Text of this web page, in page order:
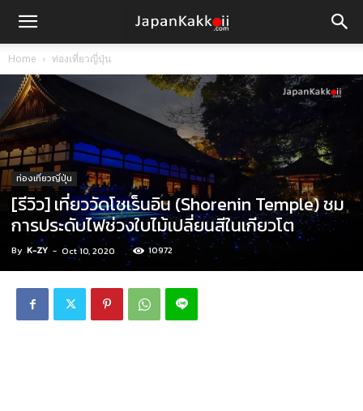
Home ท่องเที่ยวญี่ปุ่น
ท่องเที่ยวญี่ปุ่น
[รีวิว] เที่ยววัดโชเร็นอิน (Shorenin Temple) ชม
การประดับไฟช่วงใบไม้เปลี่ยนสีในเกียวโต
By K-ZY - Oct 10, 2020 10972